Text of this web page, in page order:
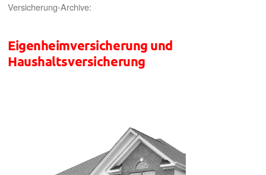
Versicherung-Archive:
Eigenheimversicherung und
Haushaltsversicherung